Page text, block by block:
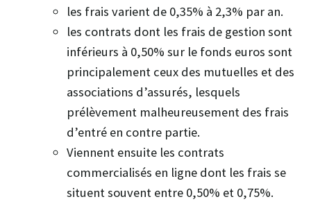
les frais varient de 0,35% à 2,3% par an.
les contrats dont les frais de gestion sont
inférieurs à 0,50% sur le fonds euros sont
principalement ceux des mutuelles et des
associations d’assurés, lesquels
prélèvement malheureusement des frais
d’entré en contre partie.
Viennent ensuite les contrats
commercialisés en ligne dont les frais se
situent souvent entre 0,50% et 0,75%.